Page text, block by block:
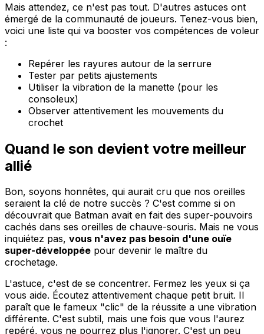
Mais attendez, ce n'est pas tout. D'autres astuces ont
émergé de la communauté de joueurs. Tenez-vous bien,
voici une liste qui va booster vos compétences de voleur
:
Repérer les rayures autour de la serrure
Tester par petits ajustements
Utiliser la vibration de la manette (pour les
consoleux)
Observer attentivement les mouvements du
crochet
Quand le son devient votre meilleur
allié
Bon, soyons honnêtes, qui aurait cru que nos oreilles
seraient la clé de notre succès ? C'est comme si on
découvrait que Batman avait en fait des super-pouvoirs
cachés dans ses oreilles de chauve-souris. Mais ne vous
inquiétez pas, vous n'avez pas besoin d'une ouïe
super-développée pour devenir le maître du
crochetage.
L'astuce, c'est de se concentrer. Fermez les yeux si ça
vous aide. Écoutez attentivement chaque petit bruit. Il
paraît que le fameux "clic" de la réussite a une vibration
différente. C'est subtil, mais une fois que vous l'aurez
repéré, vous ne pourrez plus l'ignorer. C'est un peu